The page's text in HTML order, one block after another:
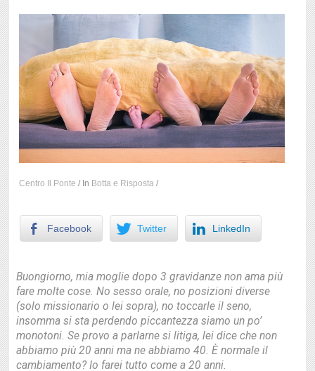
Centro Il Ponte / In Botta e Risposta /
Facebook Twitter LinkedIn
Buongiorno, mia moglie dopo 3 gravidanze non ama più
fare molte cose. No sesso orale, no posizioni diverse
(solo missionario o lei sopra), no toccarle il seno,
insomma si sta perdendo piccantezza siamo un po’
monotoni. Se provo a parlarne si litiga, lei dice che non
abbiamo più 20 anni ma ne abbiamo 40. È normale il
cambiamento? Io farei tutto come a 20 anni.